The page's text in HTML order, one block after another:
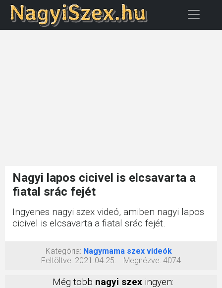
Nagyi lapos cicivel is elcsavarta a
fiatal srác fejét
Ingyenes nagyi szex videó, amiben nagyi lapos
cicivel is elcsavarta a fiatal srác fejét.
Kategória: Nagymama szex videók
Feltöltve: 2021.04.25. Megnézve: 4074
Még több nagyi szex ingyen: